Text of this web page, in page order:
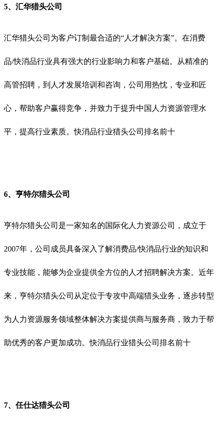
5、汇华猎头公司
汇华猎头公司为客户订制最合适的“人才解决方案”。在消费
品/快消品行业具有强大的行业影响力和客户基础。从精准的
高管招聘，到人才发展培训和咨询，公司用热忱，专业和匠
心，帮助客户赢得竞争，并致力于提升中国人力资源管理水
平，提高行业素质。快消品行业猎头公司排名前十
6、亨特尔猎头公司
亨特尔猎头公司 是一家知名的国际化人力资源公司，成立于
2007年， 公司成员具备深入了解消费品/快消品行业的知识和
专业技能，能够为企业提供全方位的人才招聘解决方案。 近年
来，亨特尔猎头公司 从定位于专攻中高端猎头业务，逐步转型
为人力资源服务领域整体解决方案提供商与服务商，致力于帮
助优秀的客户更加成功。快消品行业猎头公司排名前十
7、 任仕达猎头公司